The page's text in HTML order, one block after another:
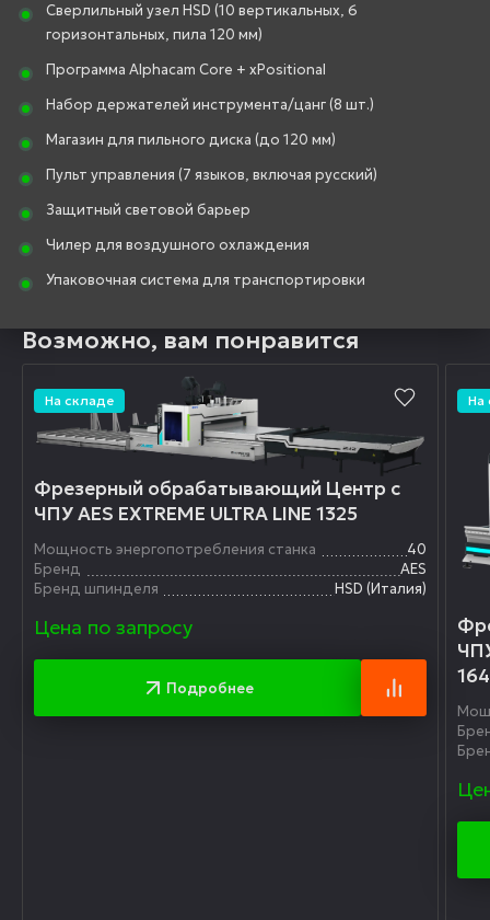
Сверлильный узел HSD (10 вертикальных, 6
горизонтальных, пила 120 мм)
Программа Alphacam Core + xPositional
Набор держателей инструмента/цанг (8 шт.)
Магазин для пильного диска (до 120 мм)
Пульт управления (7 языков, включая русский)
Защитный световой барьер
Чилер для воздушного охлаждения
Упаковочная система для транспортировки
Возможно, вам понравится
На складе
Фрезерный обрабатывающий Центр с
ЧПУ AES EXTREME ULTRA LINE 1325
Мощность энергопотребления станка
40
Бренд
AES
Бренд шпинделя
HSD (Италия)
Цена по запросу
Подробнее
На